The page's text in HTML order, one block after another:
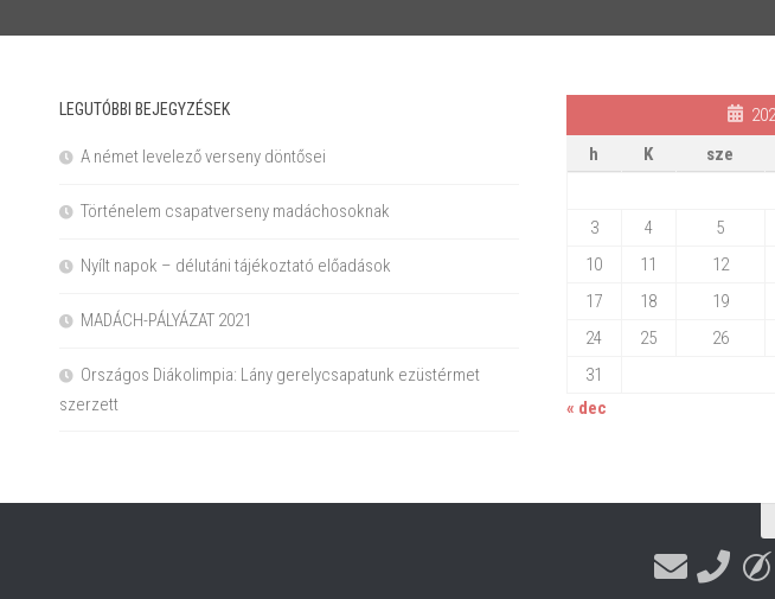
LEGUTÓBBI BEJEGYZÉSEK
A német levelező verseny döntősei
Történelem csapatverseny madáchosoknak
Nyílt napok – délutáni tájékoztató előadások
MADÁCH-PÁLYÁZAT 2021
Országos Diákolimpia: Lány gerelycsapatunk ezüstérmet
szerzett
h
K sze
3
4 5
10
11 12
17
18 19
24
25 26
31
« dec